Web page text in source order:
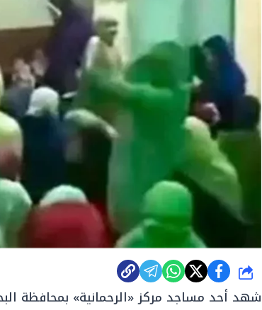
شارك
شهد أحد مساجد مركز «الرحمانية» بمحافظة